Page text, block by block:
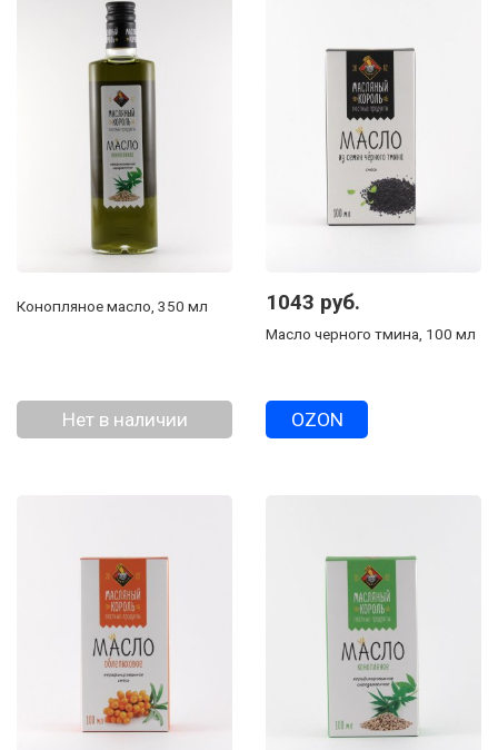
Конопляное масло, 350 мл
Нет в наличии
1043 руб.
Масло черного тмина, 100 мл
OZON